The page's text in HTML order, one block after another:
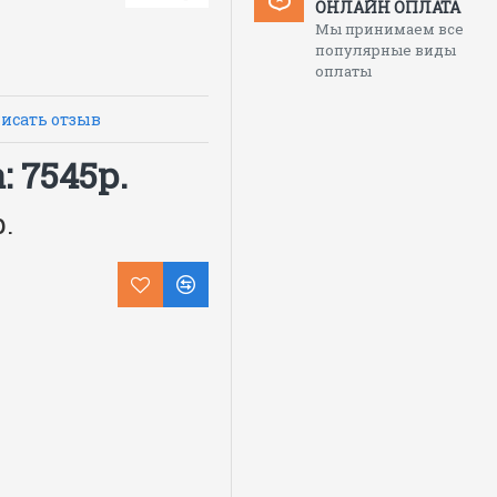
условиях
площадках, в
отзыв
7545р.
ОНЛАЙН ОПЛАТА
Мы принимаем все
популярные виды
оплаты